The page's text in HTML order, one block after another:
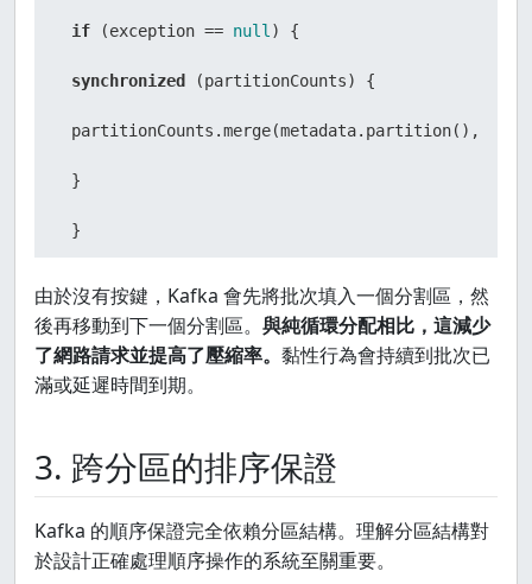
if (exception == null ) {
synchronized (partitionCounts) {
partitionCounts.merge(metadata.partition(),
}
}
}
producer.flush();
return partitionCounts;
}
由於沒有按鍵，Kafka 會先將批次填入一個分割區，然
後再移動到下一個分割區。 與純循環分配相比，這減少
了網路請求並提高了壓縮率。 黏性行為會持續到批次已
滿或延遲時間到期。
3. 跨分區的排序保證
Kafka 的順序保證完全依賴分區結構。理解分區結構對
於設計正確處理順序操作的系統至關重要。